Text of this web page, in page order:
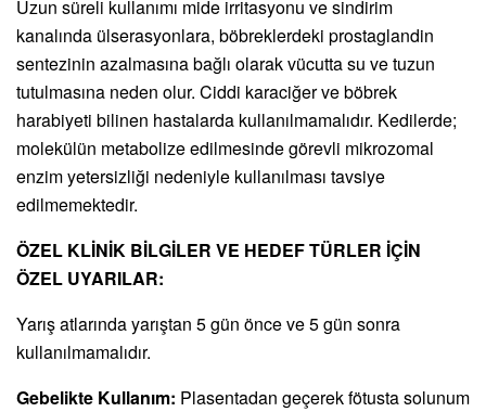
Uzun süreli kullanımı mide irritasyonu ve sindirim
kanalında ülserasyonlara, böbreklerdeki prostaglandin
sentezinin azalmasına bağlı olarak vücutta su ve tuzun
tutulmasına neden olur. Ciddi karaciğer ve böbrek
harabiyeti bilinen hastalarda kullanılmamalıdır. Kedilerde;
molekülün metabolize edilmesinde görevli mikrozomal
enzim yetersizliği nedeniyle kullanılması tavsiye
edilmemektedir.
ÖZEL KLİNİK BİLGİLER VE HEDEF TÜRLER İÇİN
ÖZEL UYARILAR:
Yarış atlarında yarıştan 5 gün önce ve 5 gün sonra
kullanılmamalıdır.
Gebelikte Kullanım: Plasentadan geçerek fötusta solunum